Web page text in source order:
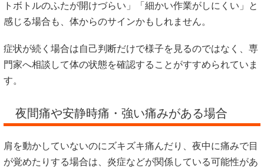
トボトルのふたが開けづらい」「細かい作業がしにくい」と
感じる場合も、体からのサインかもしれません。
症状が続く場合は自己判断だけで様子を見るのではなく、専
門家へ相談して体の状態を確認することがすすめられていま
す。
夜間痛や安静時痛・強い痛みがある場合
肩を動かしていないのにズキズキ痛んだり、夜中に痛みで目
が覚めたりする場合は、炎症などが関係している可能性があ